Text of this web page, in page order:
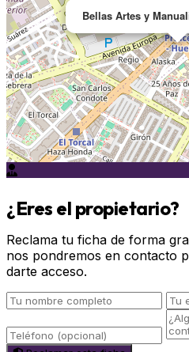
Bellas Artes y
¿Eres el propietario?
Reclama tu ficha de forma
nos pondremos en contacto
darte acceso.